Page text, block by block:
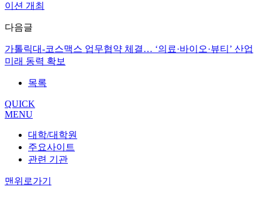
이션 개최
다음글
가톨릭대-코스맥스 업무협약 체결… ‘의료·바이오·뷰티’ 산업
미래 동력 확보
목록
QUICK
MENU
대학/대학원
주요사이트
관련 기관
맨위로가기